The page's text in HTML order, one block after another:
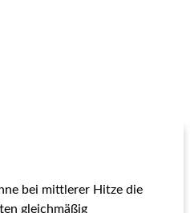
bei mittlerer Hitze die
gleichmäßig